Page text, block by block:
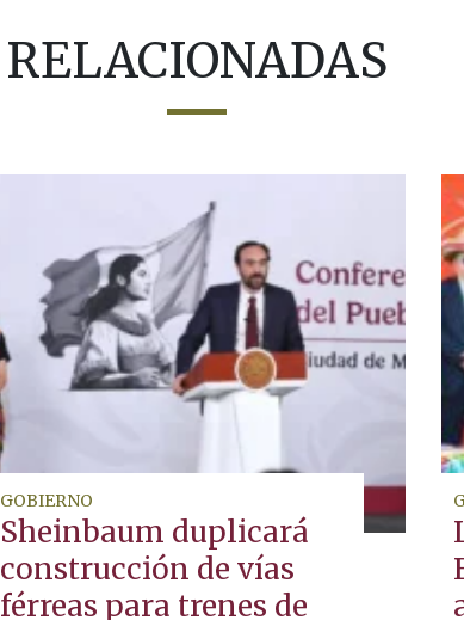
RELACIONADAS
GOBIERNO
Sheinbaum duplicará
construcción de vías
férreas para trenes de